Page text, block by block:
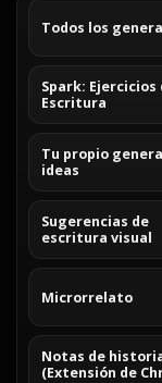
Todos los
Spark: Ejercicios
Escritura
Tu propio
ideas
Sugerencias de
escritura visual
Microrrelato
Notas de
(Extensión de